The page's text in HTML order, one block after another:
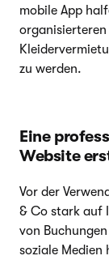
mobile App
organisierteren
zu werden.
Eine
Website
Vor der
& Co stark auf
von
soziale Medien